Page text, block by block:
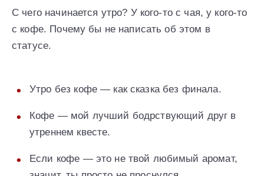
С чего начинается утро? У кого-то с чая, у кого-то
с кофе. Почему бы не написать об этом в
статусе.
Утро без кофе — как сказка без финала.
Кофе — мой лучший бодрствующий друг в
утреннем квесте.
Если кофе — это не твой любимый аромат,